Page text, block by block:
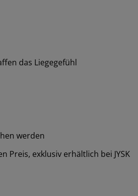
das Liegegefühl
werden
exklusiv erhältlich bei JYSK